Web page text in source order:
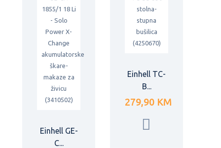
Einhell GE-
C...
Einhell TC-
B...
279,90 KM